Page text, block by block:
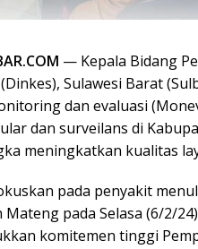
— Kepala Bidang
Sulawesi Barat
dan evaluasi
dan surveilans di
meningkatkan kualitas
pada penyakit
pada Selasa (6/2/
komitemen tinggi